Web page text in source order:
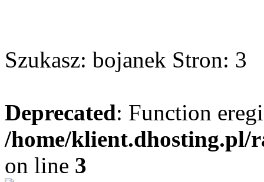
Szukasz: bojanek Stron: 3
Deprecated: Function
/home/
on line 3